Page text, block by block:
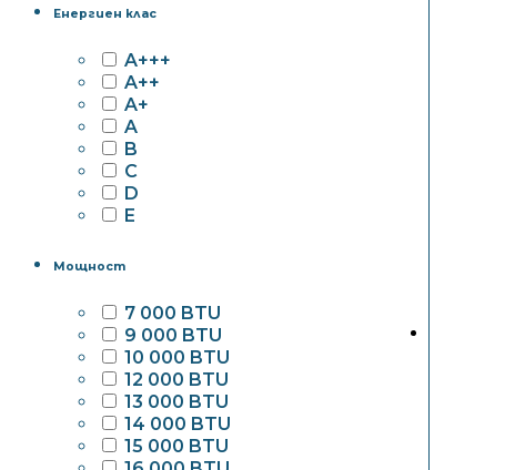
Енергиен клас
A+++
A++
A+
A
B
C
D
E
Мощност
7 000 BTU
9 000 BTU
10 000 BTU
12 000 BTU
13 000 BTU
14 000 BTU
15 000 BTU